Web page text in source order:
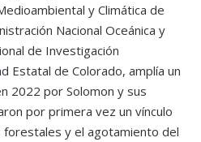
y Climática de
Nacional Oceánica y
de Investigación
Estatal de Colorado, amplía un
2022 por Solomon y sus
por primera vez un vínculo
forestales y el agotamiento del